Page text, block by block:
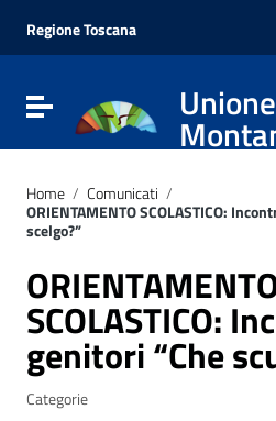
Vai al menu di navigazione
Vai al footer
Regione Toscana
Attiva / disattiva la navigazione
Home / Comunicati /
ORIENTAMENTO SCOLASTICO:
scelgo?”
SCOLASTICO:
genitori “Che
Categorie